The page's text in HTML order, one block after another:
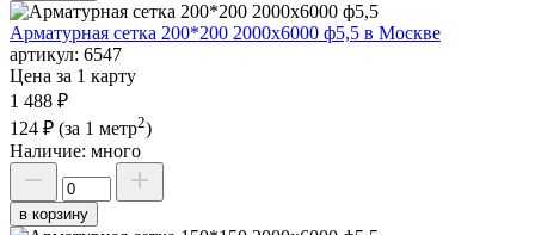
Арматурная сетка 200*200 2000х6000 ф5,5 в Москве
артикул: 6547
Цена за 1 карту
1 488 ₽
124 ₽ (за 1 метр2)
Наличие: много
в корзину